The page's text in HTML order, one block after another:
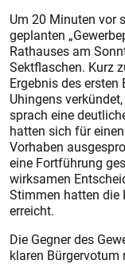
Um 20 Minuten vor
geplanten
Rathauses am
Sektflaschen. Kurz
Ergebnis des
Uhingens
sprach eine
hatten sich für
Vorhaben
eine Fortführung
wirksamen
Stimmen hatten die
erreicht.
Die Gegner des
klaren Bürgervotum